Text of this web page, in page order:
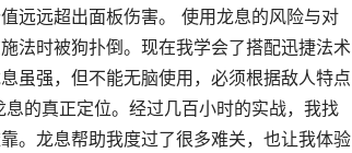
远远超出面板伤害。 使用龙息的风险与对
法时被狗扑倒。现在我学会了搭配迅捷法术
虽强，但不能无脑使用，必须根据敌人特点
的真正定位。经过几百小时的实战，我找
。龙息帮助我度过了很多难关，也让我体验